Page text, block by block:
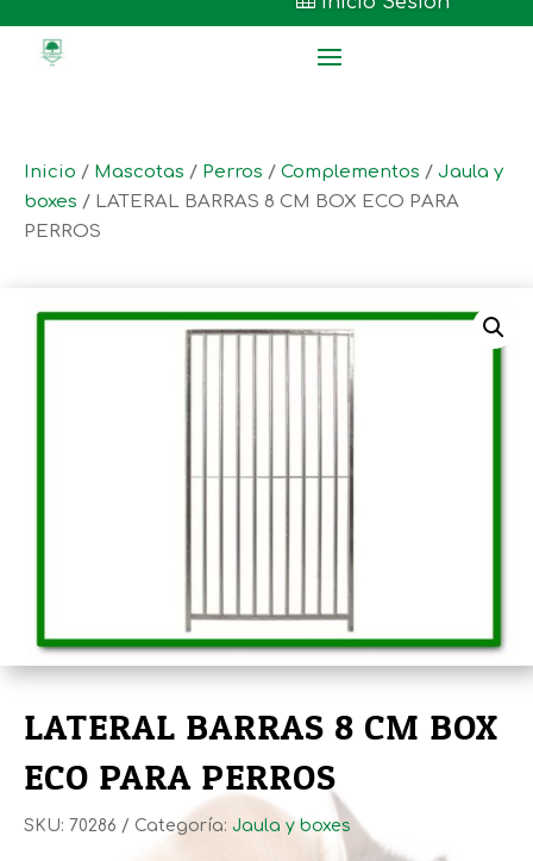
Inicio / Mascotas / Perros / Complementos / Jaula y
boxes / LATERAL BARRAS 8 CM BOX ECO PARA
PERROS
LATERAL BARRAS 8 CM BOX
ECO PARA PERROS
SKU: 70286 Categoría: Jaula y boxes